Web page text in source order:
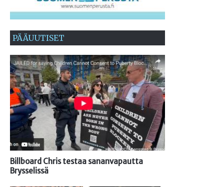
PÄÄUUTISET
Billboard Chris testaa sananvapautta
Brysselissä